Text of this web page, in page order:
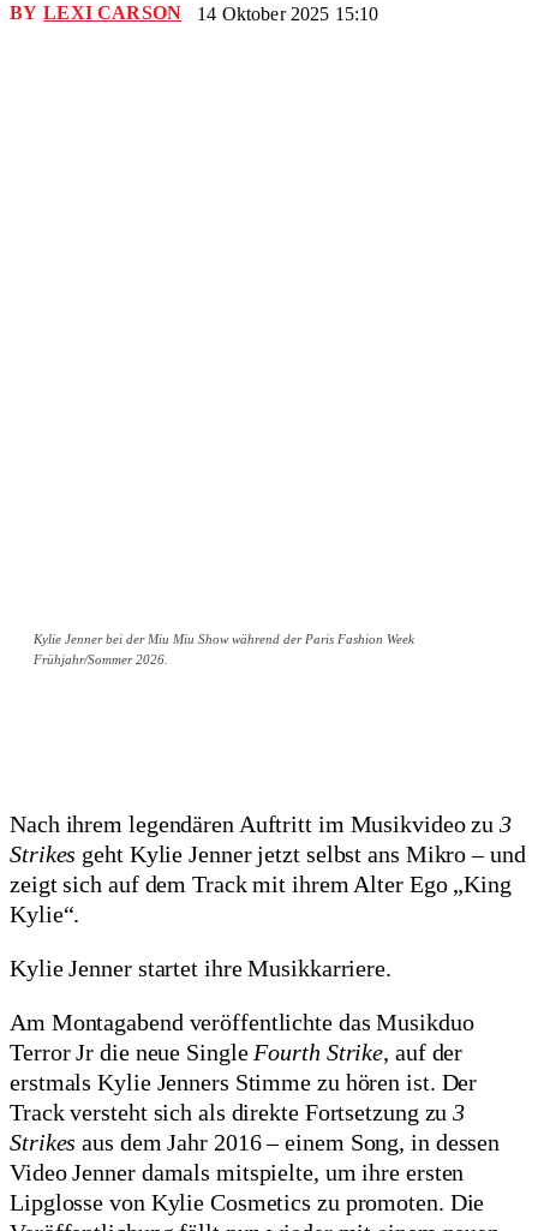
BY LEXI CARSON 14 Oktober 2025 15:10
Kylie Jenner bei der Miu Miu Show während der Paris Fashion Week
Frühjahr/Sommer 2026.
Nach ihrem legendären Auftritt im Musikvideo zu3
Strikes geht Kylie Jenner jetzt selbst ans Mikro – und
zeigt sich auf dem Track mit ihrem Alter Ego „King
Kylie“.
Kylie Jenner startet ihre Musikkarriere.
Am Montagabend veröffentlichte das Musikduo
Terror Jr die neue Single Fourth Strike, auf der
erstmals Kylie Jenners Stimme zu hören ist. Der
Track versteht sich als direkte Fortsetzung zu3
Strikes aus dem Jahr 2016 – einem Song, in dessen
Video Jenner damals mitspielte, um ihre ersten
Lipglosse von Kylie Cosmetics zu promoten. Die